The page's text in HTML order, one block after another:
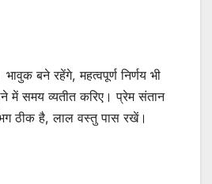
बने रहेंगे, महत्वपूर्ण निर्णय भी
में समय व्यतीत करिए। प्रेम संतान
ठीक है, लाल वस्तु पास रखें।